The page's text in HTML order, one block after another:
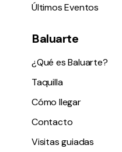
Últimos Eventos
Baluarte
¿Qué es Baluarte?
Taquilla
Cómo llegar
Contacto
Visitas guiadas